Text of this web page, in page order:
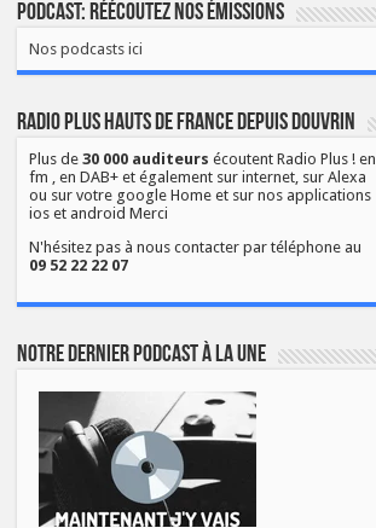
Podcast: Réécoutez nos émissions
Nos podcasts ici
Radio Plus Hauts de France depuis Douvrin
Plus de 30 000 auditeurs écoutent Radio Plus ! en
fm , en DAB+ et également sur internet, sur Alexa
ou sur votre google Home et sur nos applications
ios et android Merci
N'hésitez pas à nous contacter par téléphone au
09 52 22 22 07
Notre dernier podcast à la une